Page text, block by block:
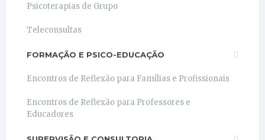
Psicoterapias de Grupo
Teleconsultas
FORMAÇÃO E PSICO-EDUCAÇÃO
Encontros de Reflexão para Famílias e Profissionais
Encontros de Reflexão para Professores e
Educadores